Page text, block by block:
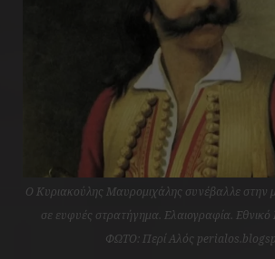
Ο Κυριακούλης Μαυρομιχάλης συνέβαλλε στην
σε ευφυές στρατήγημα. Ελαιογραφία. Εθνικό
ΦΩΤΟ: Περί Aλός